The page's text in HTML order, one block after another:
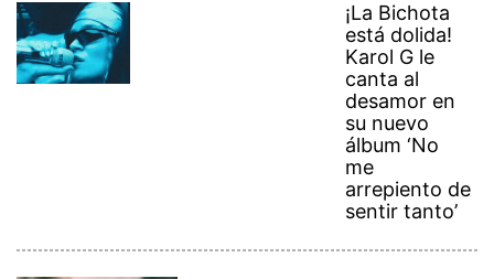
¡La Bichota
está dolida!
Karol G le
canta al
desamor en
su nuevo
álbum ‘No
me
arrepiento de
sentir tanto’